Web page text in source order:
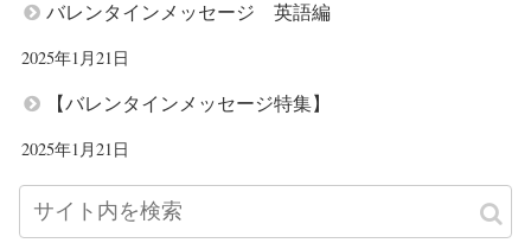
バレンタインメッセージ 英語編
2025年1月21日
【バレンタインメッセージ特集】
2025年1月21日